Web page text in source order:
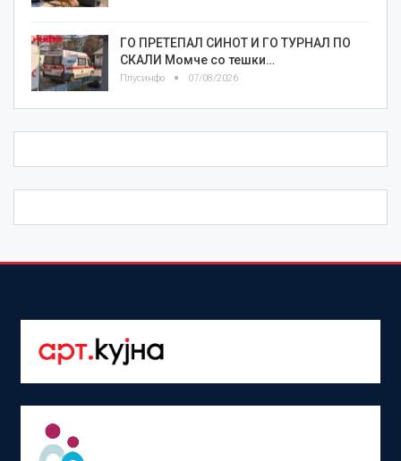
ГО ПРЕТЕПАЛ СИНОТ И ГО ТУРНАЛ ПО
СКАЛИ Момче со тешки…
Плусинфо 07/08/2026